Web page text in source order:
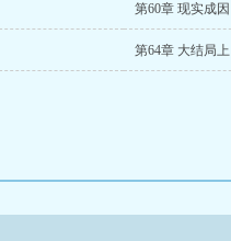
第60章 现实成因
第64章 大结局上